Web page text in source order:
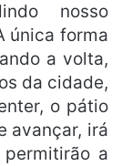
nosso
única forma
a volta,
da cidade,
o pátio
avançar, irá
a